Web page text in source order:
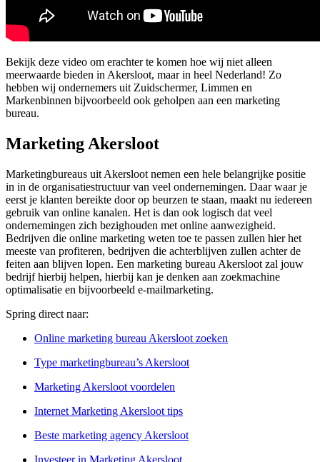
Bekijk deze video om erachter te komen hoe wij niet alleen
meerwaarde bieden in Akersloot, maar in heel Nederland! Zo
hebben wij ondernemers uit Zuidschermer, Limmen en
Markenbinnen bijvoorbeeld ook geholpen aan een marketing
bureau.
Marketing Akersloot
Marketingbureaus uit Akersloot nemen een hele belangrijke positie
in in de organisatiestructuur van veel ondernemingen. Daar waar je
eerst je klanten bereikte door op beurzen te staan, maakt nu iedereen
gebruik van online kanalen. Het is dan ook logisch dat veel
ondernemingen zich bezighouden met online aanwezigheid.
Bedrijven die online marketing weten toe te passen zullen hier het
meeste van profiteren, bedrijven die achterblijven zullen achter de
feiten aan blijven lopen. Een marketing bureau Akersloot zal jouw
bedrijf hierbij helpen, hierbij kan je denken aan zoekmachine
optimalisatie en bijvoorbeeld e-mailmarketing.
Spring direct naar:
Online marketing bureau Akersloot zoeken
Type marketingbureau’s Akersloot
Marketing Akersloot voordelen
Internet Marketing Akersloot tips
Beste marketing agency Akersloot